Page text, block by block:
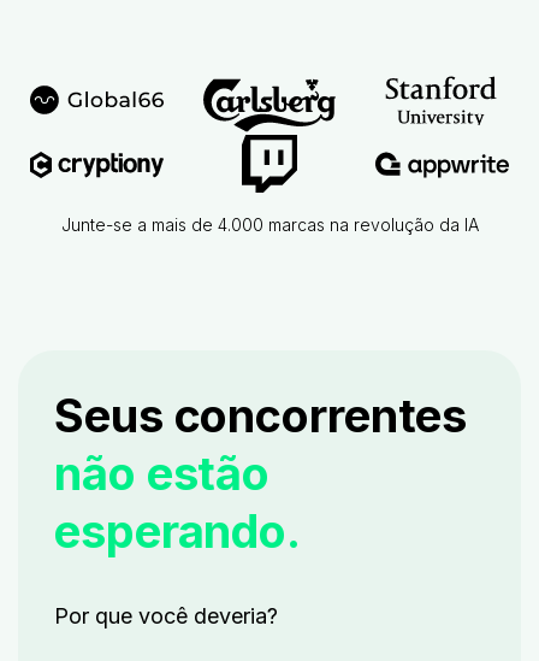
Junte-se a mais de 4.000 marcas na revolução da IA
Seus concorrentes
não estão
esperando.
Por que você deveria?